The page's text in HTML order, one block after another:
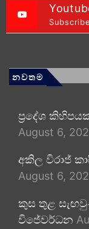
නවතම
ප්‍රදේශ
August 6,
අකිල විරාජ්
August 6,
කුස තුළ
විජේවර්ධන